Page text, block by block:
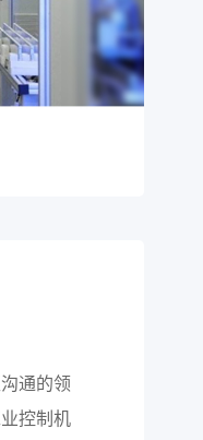
通的领
控制机